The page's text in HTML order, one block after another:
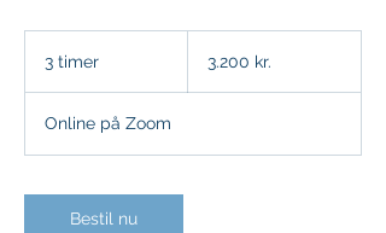
3 timer
m
e
kroner3.200 kr.
Online på Zoom
Bestil nu